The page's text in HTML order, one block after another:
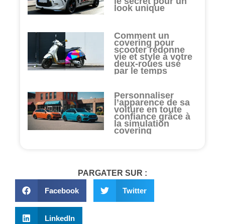
look unique
Comment un
covering pour
scooter redonne
vie et style à votre
deux-roues usé
par le temps
Personnaliser
l’apparence de sa
voiture en toute
confiance grâce à
la simulation
covering
PARGATER SUR :
Facebook Twitter
LinkedIn